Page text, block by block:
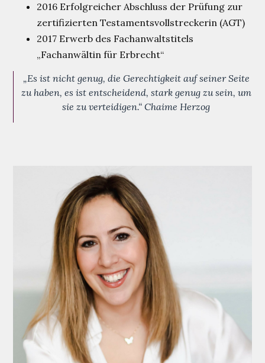
2016 Erfolgreicher Abschluss der Prüfung zur
zertifizierten Testamentsvollstreckerin (AGT)
2017 Erwerb des Fachanwaltstitels
„Fachanwältin für Erbrecht“
„Es ist nicht genug, die Gerechtigkeit auf seiner Seite
zu haben, es ist entscheidend, stark genug zu sein, um
sie zu verteidigen.“ Chaime Herzog